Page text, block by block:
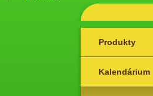
Produkty
Kalendárium